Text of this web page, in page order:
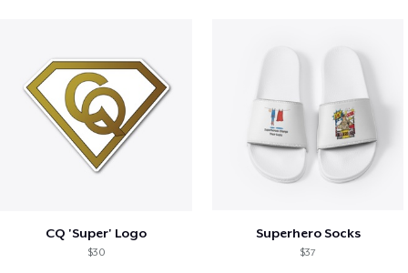
CQ 'Super' Logo
$30
Superhero Socks
$37